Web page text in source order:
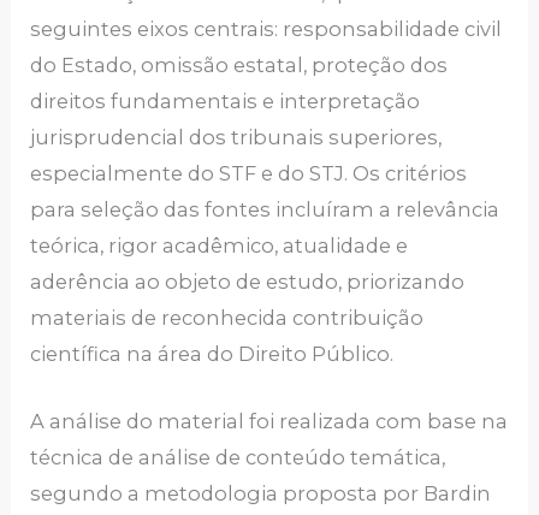
seguintes eixos centrais: responsabilidade civil
do Estado, omissão estatal, proteção dos
direitos fundamentais e interpretação
jurisprudencial dos tribunais superiores,
especialmente do STF e do STJ. Os critérios
para seleção das fontes incluíram a relevância
teórica, rigor acadêmico, atualidade e
aderência ao objeto de estudo, priorizando
materiais de reconhecida contribuição
científica na área do Direito Público.
A análise do material foi realizada com base na
técnica de análise de conteúdo temática,
segundo a metodologia proposta por Bardin